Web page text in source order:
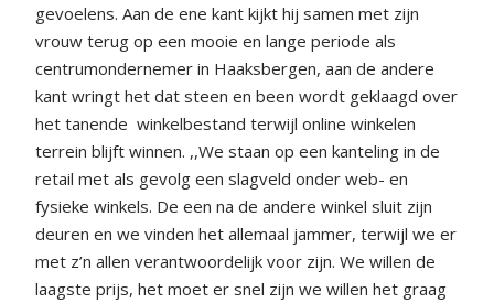
gevoelens. Aan de ene kant kijkt hij samen met zijn
vrouw terug op een mooie en lange periode als
centrumondernemer in Haaksbergen, aan de andere
kant wringt het dat steen en been wordt geklaagd over
het tanende winkelbestand terwijl online winkelen
terrein blijft winnen. ,,We staan op een kanteling in de
retail met als gevolg een slagveld onder web- en
fysieke winkels. De een na de andere winkel sluit zijn
deuren en we vinden het allemaal jammer, terwijl we er
met z’n allen verantwoordelijk voor zijn. We willen de
laagste prijs, het moet er snel zijn we willen het graag